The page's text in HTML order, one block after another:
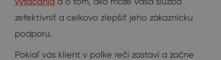
zefektívniť a celkovo zlepšiť jeho zákaznícku
podporu.
Pokiaľ vás klient v polke reči zastaví a začne